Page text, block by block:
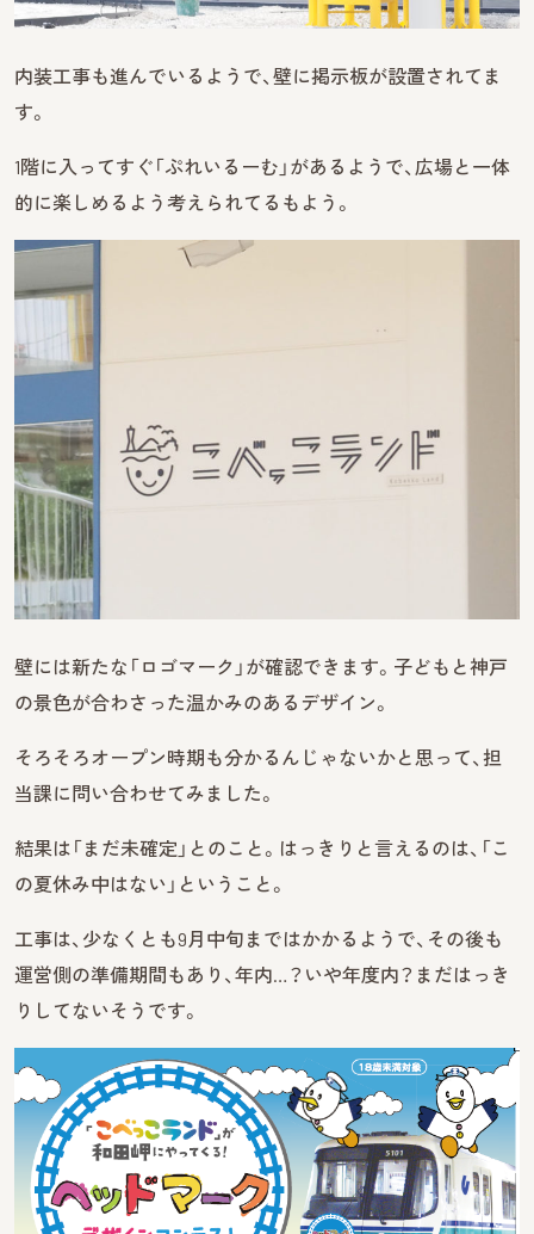
内装工事も進んでいるようで、壁に掲示板が設置されてま
す。
1階に入ってすぐ「ぷれいるーむ」があるようで、広場と一体
的に楽しめるよう考えられてるもよう。
壁には新たな「ロゴマーク」が確認できます。子どもと神戸
の景色が合わさった温かみのあるデザイン。
そろそろオープン時期も分かるんじゃないかと思って、担
当課に問い合わせてみました。
結果は「まだ未確定」とのこと。はっきりと言えるのは、「こ
の夏休み中はない」ということ。
工事は、少なくとも9月中旬まではかかるようで、その後も
運営側の準備期間もあり、年内…？いや年度内？まだはっき
りしてないそうです。